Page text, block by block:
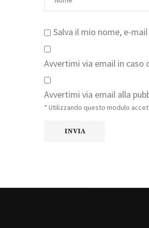
Salva il mio nome, e-
Avvertimi via email in
Avvertimi via email alla
* Utilizzando questo modulo